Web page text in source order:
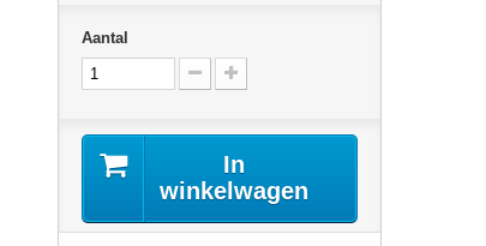
Aantal
In
winkelwagen